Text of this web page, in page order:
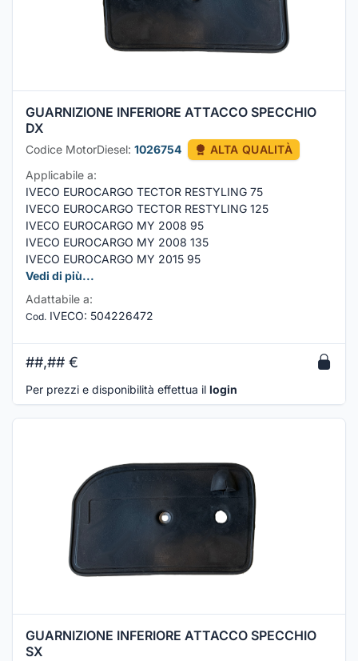
GUARNIZIONE INFERIORE ATTACCO SPECCHIO
DX
Codice MotorDiesel: 1026754
ALTA QUALITÀ
Applicabile a:
IVECO EUROCARGO TECTOR RESTYLING 75
IVECO EUROCARGO TECTOR RESTYLING 125
IVECO EUROCARGO MY 2008 95
IVECO EUROCARGO MY 2008 135
IVECO EUROCARGO MY 2015 95
Vedi di più...
Adattabile a:
Cod. IVECO: 504226472
##,## €
Per prezzi e disponibilità effettua il login
GUARNIZIONE INFERIORE ATTACCO SPECCHIO
SX